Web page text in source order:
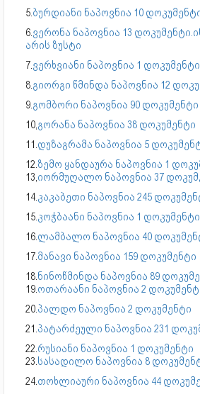
5.ბურდიანი ნაპოვნია 10
6.ვერონა ნაპოვნია 13
არის ზუსტი
7.ვერხვიანი ნაპოვნია 1 დოკუმენტი
8.გიორგი წმინდა ნაპოვნია 12
9.გომბორი ნაპოვნია 90 დოკუმენტი
10,გორანა ნაპოვნია 38 დოკუმენტი
11.დუზაგრამა ნაპოვნია 5
12.ზემო ყანდაურა ნაპოვნია 1
13,იორმუღალო ნაპოვნია 37
14.კაკაბეთი ნაპოვნია 245
15.კოჭბაანი ნაპოვნია 1 დოკუმენტი
16.ლამბალო ნაპოვნია 40
17.მანავი ნაპოვნია 159 დოკუმენტი
18.ნინოწმინდა ნაპოვნია 89
19.ოთარაანი ნაპოვნია 2
20.პალდო ნაპოვნია 2 დოკუმენტი
21.პატარძეული ნაპოვნია 231
22.რუსიანი ნაპოვნია 1 დოკუმენტი
23.სასადილო ნაპოვნია 8
24.თოხლიაური ნაპოვნია 44